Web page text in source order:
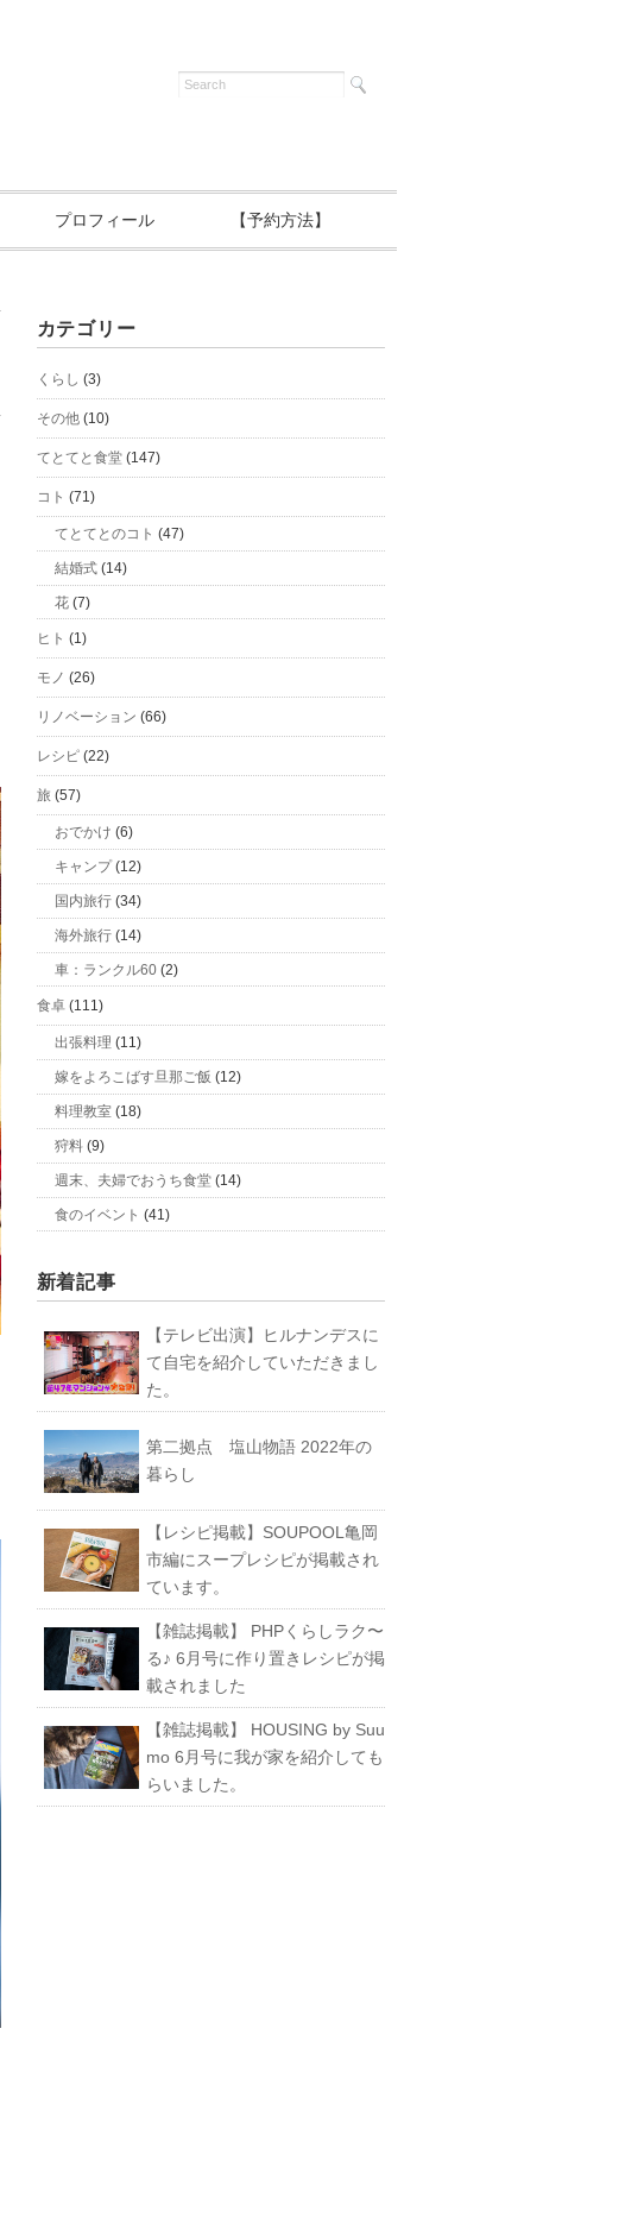
プロフィール 【予約方法】
カテゴリー
くらし (3)
その他(10)
てとてと食堂(147)
コト (71)
てとてとのコト (47)
結婚式(14)
花(7)
ヒト (1)
モノ (26)
リノベーション (66)
レシピ(22)
旅 (57)
おでかけ (6)
キャンプ(12)
国内旅行(34)
海外旅行(14)
車：ランクル60(2)
食卓(111)
出張料理 (11)
嫁をよろこばす旦那ご飯 (12)
料理教室(18)
狩料(9)
週末、夫婦でおうち食堂(14)
食のイベント (41)
新着記事
【テレビ出演】ヒルナンデスに
て自宅を紹介していただきまし
た。
第二拠点 塩山物語 2022年の
暮らし
【レシピ掲載】SOUPOOL亀岡
市編にスープレシピが掲載され
ています。
【雑誌掲載】 PHPくらしラク〜
る♪ 6月号に作り置きレシピが掲
載されました
【雑誌掲載】 HOUSING by Suu
mo 6月号に我が家を紹介しても
らいました。